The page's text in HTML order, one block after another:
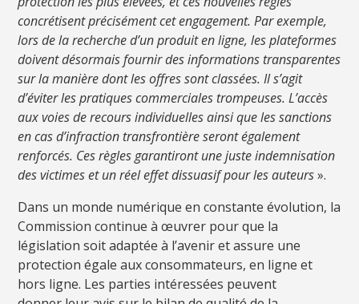
concrétisent précisément cet engagement. Par exemple,
lors de la recherche d’un produit en ligne, les plateformes
doivent désormais fournir des informations transparentes
sur la manière dont les offres sont classées. Il s’agit
d’éviter les pratiques commerciales trompeuses. L’accès
aux voies de recours individuelles ainsi que les sanctions
en cas d’infraction transfrontière seront également
renforcés. Ces règles garantiront une juste indemnisation
des victimes et un réel effet dissuasif pour les auteurs».
Dans un monde numérique en constante évolution, la
Commission continue à œuvrer pour que la
législation soit adaptée à l’avenir et assure une
protection égale aux consommateurs, en ligne et
hors ligne. Les parties intéressées peuvent